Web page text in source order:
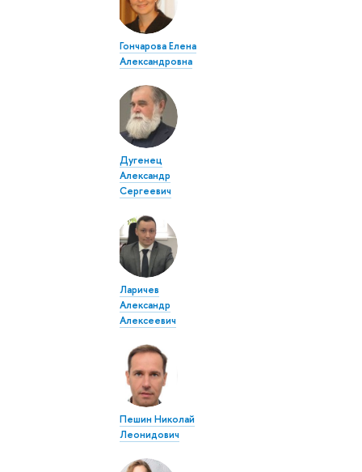
Гончарова Елена
Александровна
Дугенец
Александр
Сергеевич
Ларичев
Александр
Алексеевич
Пешин Николай
Леонидович